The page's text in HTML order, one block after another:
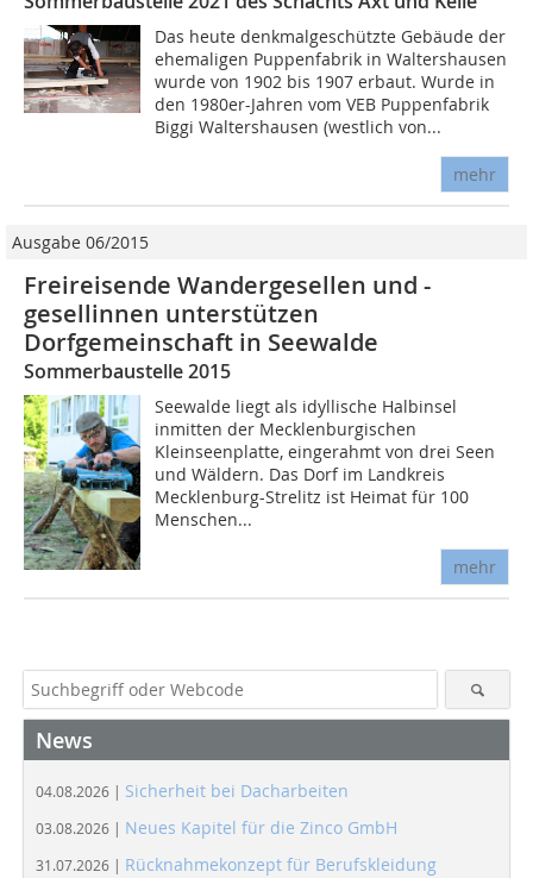
Das heute denkmalgeschützte Gebäude der
ehemaligen Puppenfabrik in Waltershausen
wurde von 1902 bis 1907 erbaut. Wurde in
den 1980er-Jahren vom VEB Puppenfabrik
Biggi Waltershausen (westlich von...
mehr
Ausgabe 06/2015
Freireisende Wandergesellen und -
gesellinnen unterstützen
Dorfgemeinschaft in Seewalde
Sommerbaustelle 2015
Seewalde liegt als idyllische Halbinsel
inmitten der Mecklenburgischen
Kleinseenplatte, eingerahmt von drei Seen
und Wäldern. Das Dorf im Landkreis
Mecklenburg-Strelitz ist Heimat für 100
Menschen...
mehr
News
04.08.2026 | Sicherheit bei Dacharbeiten
03.08.2026 | Neues Kapitel für die Zinco GmbH
31.07.2026 | Rücknahmekonzept für Berufskleidung